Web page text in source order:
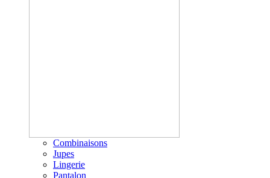
Combinaisons
Jupes
Lingerie
Pantalon